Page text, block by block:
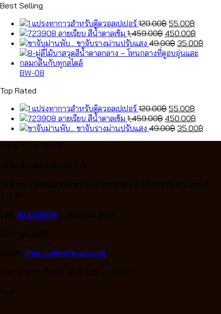
Best Selling
แปรงทากาวสำหรับติดวอลเปเปอร์ 120.00฿ Original
price
was:
120.00฿.
55.00฿
price
is:
55.00
ลายเรียบ สีน้ำตาลเข้ม 1,459.00฿ Original
price
was:
450.00฿
price
is:
ขาจับรางม่านปรับแสง 49.00฿ Original
price
35.00฿
BW-08
Top Rated
แปรงทากาวสำหรับติดวอลเปเปอร์ 120.00฿ Original
price
was:
55.00฿
price
is:
ลายเรียบ สีน้ำตาลเข้ม 1,459.00฿ Original
price
450.00฿
price
ขาจับรางม่านปรับแสง 49.00฿ Original
35.00฿
024326693
chai.ca@hotmail.com